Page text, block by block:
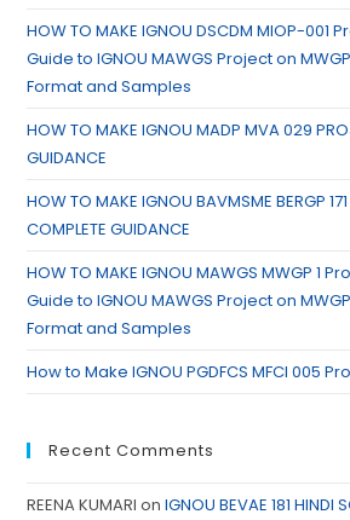
HOW TO MAKE IGNOU DSCDM MIOP-
Guide to IGNOU MAWGS Project on
Format and Samples
HOW TO MAKE IGNOU MADP MVA 029
GUIDANCE
HOW TO MAKE IGNOU BAVMSME BERGP
COMPLETE GUIDANCE
HOW TO MAKE IGNOU MAWGS MWGP 1
Guide to IGNOU MAWGS Project on
Format and Samples
How to Make IGNOU PGDFCS MFCI 005
Recent Comments
REENA KUMARI onIGNOU BEVAE 181 HINDI